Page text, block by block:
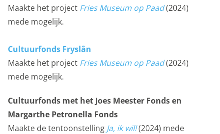
Maakte het project Fries Museum op Paad(2024)
mede mogelijk.
Cultuurfonds Fryslân
Maakte het project Fries Museum op Paad(2024)
mede mogelijk.
Cultuurfonds met het Joes Meester Fonds en
Margarthe Petronella Fonds
Maakte de tentoonstelling Ja, ik wil!(2024) mede